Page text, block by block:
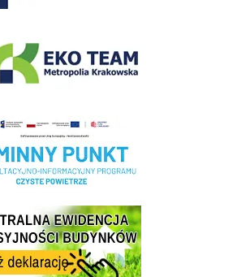
Programu Czyste Powietrze w Gminie Wieliczka
Ewidencja Emisyjności Budynków - złóż deklarację